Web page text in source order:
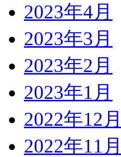
2023年4月
2023年3月
2023年2月
2023年1月
2022年12月
2022年11月